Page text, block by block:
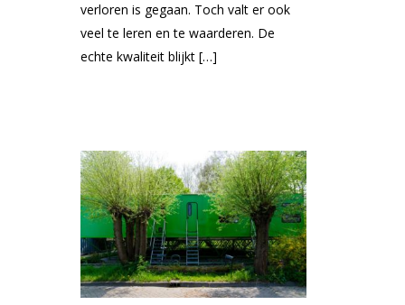
verloren is gegaan. Toch valt er ook
veel te leren en te waarderen. De
echte kwaliteit blijkt […]